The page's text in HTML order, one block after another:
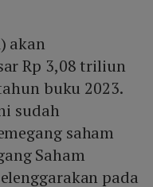
akan
Rp 3,08 triliun
buku 2023.
sudah
saham
Saham
pada